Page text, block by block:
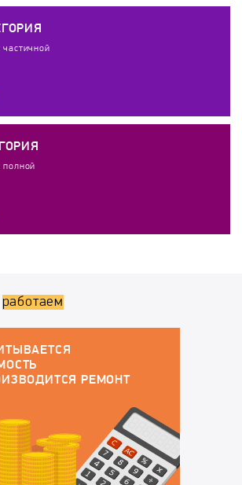
полной
работаем
ОБСЛУЖИВАНИЕ
окончанию работ у вас будут все
за
вашего
на время
котором перечислены
устранённые
неисправности, на
которые будет
действовать гарантия